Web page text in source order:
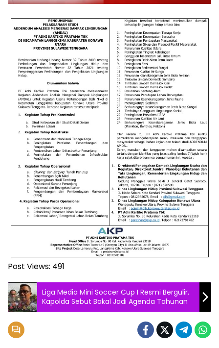
Post Views: 491
Liga Media Mini Soccer Cup I Resmi Bergulir,
Kapolda Sebut Bakal Jadi Agenda Tahunan